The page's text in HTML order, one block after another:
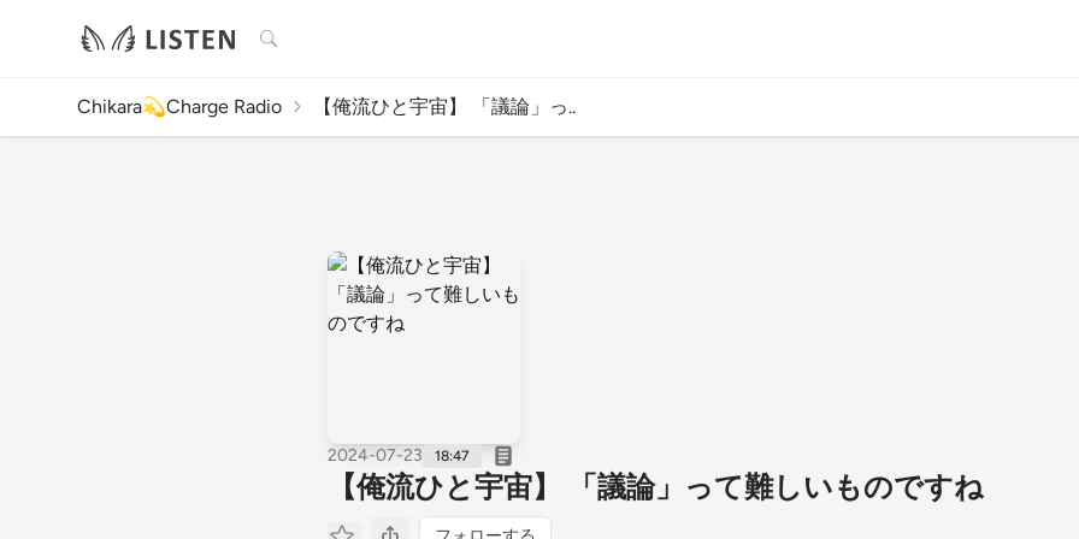
検索
Chikara💫Charge Radio 【俺流ひと宇宙】 「議論」っ..
2024-07-23 18:47
【俺流ひと宇宙】 「議論」って難しいものですね